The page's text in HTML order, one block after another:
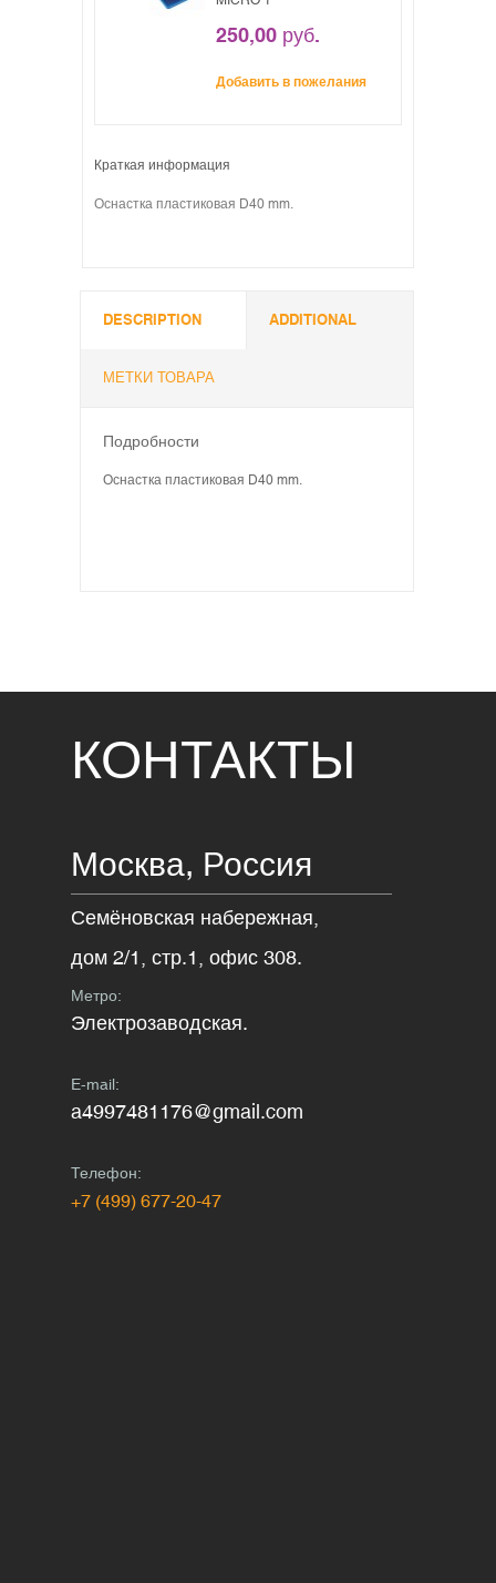
250,00 руб.
Добавить в пожелания
Краткая информация
Оснастка пластиковая D40 mm.
DESCRIPTION ADDITIONAL
МЕТКИ ТОВАРА
Подробности
Оснастка пластиковая D40 mm.
КОНТАКТЫ
Москва, Россия
Семёновская набережная,
дом 2/1, стр.1, офис 308.
Метро:
Электрозаводская.
E-mail:
a4997481176@gmail.com
Телефон:
+7 (499) 677-20-47